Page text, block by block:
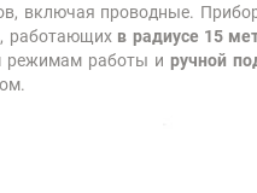
включая проводные.
работающих в радиусе 15
режимам работы иручной